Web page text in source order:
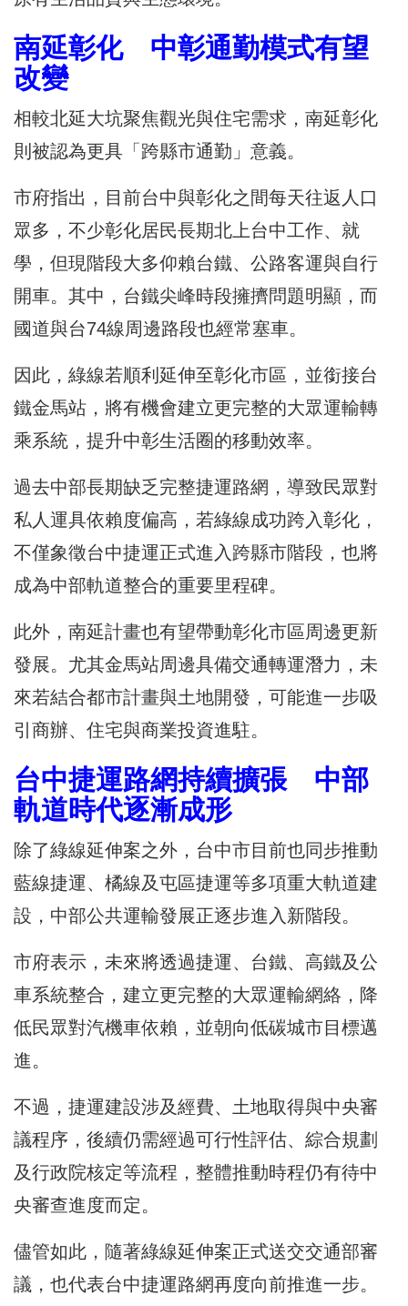
南延彰化 中彰通勤模式有望
改變
相較北延大坑聚焦觀光與住宅需求，南延彰化
則被認為更具「跨縣市通勤」意義。
市府指出，目前台中與彰化之間每天往返人口
眾多，不少彰化居民長期北上台中工作、就
學，但現階段大多仰賴台鐵、公路客運與自行
開車。其中，台鐵尖峰時段擁擠問題明顯，而
國道與台74線周邊路段也經常塞車。
因此，綠線若順利延伸至彰化市區，並銜接台
鐵金馬站，將有機會建立更完整的大眾運輸轉
乘系統，提升中彰生活圈的移動效率。
過去中部長期缺乏完整捷運路網，導致民眾對
私人運具依賴度偏高，若綠線成功跨入彰化，
不僅象徵台中捷運正式進入跨縣市階段，也將
成為中部軌道整合的重要里程碑。
此外，南延計畫也有望帶動彰化市區周邊更新
發展。尤其金馬站周邊具備交通轉運潛力，未
來若結合都市計畫與土地開發，可能進一步吸
引商辦、住宅與商業投資進駐。
台中捷運路網持續擴張 中部
軌道時代逐漸成形
除了綠線延伸案之外，台中市目前也同步推動
藍線捷運、橘線及屯區捷運等多項重大軌道建
設，中部公共運輸發展正逐步進入新階段。
市府表示，未來將透過捷運、台鐵、高鐵及公
車系統整合，建立更完整的大眾運輸網絡，降
低民眾對汽機車依賴，並朝向低碳城市目標邁
進。
不過，捷運建設涉及經費、土地取得與中央審
議程序，後續仍需經過可行性評估、綜合規劃
及行政院核定等流程，整體推動時程仍有待中
央審查進度而定。
儘管如此，隨著綠線延伸案正式送交交通部審
議，也代表台中捷運路網再度向前推進一步。